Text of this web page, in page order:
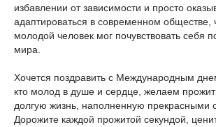
избавлении от зависимости и просто
адаптироваться в современном обществе,
молодой человек мог почувствовать себя
мира.
Хочется поздравить с Международным
кто молод в душе и сердце, желаем
долгую жизнь, наполненную прекрасными
Дорожите каждой прожитой секундой,